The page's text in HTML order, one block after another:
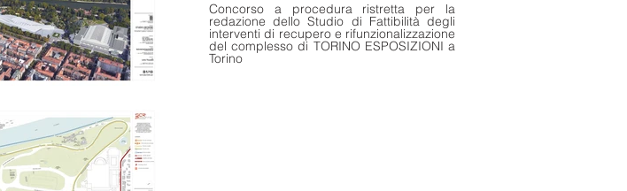
Concorso a procedura ristretta per la
redazione dello Studio di Fattibilità degli
interventi di recupero e rifunzionalizzazione
del complesso di TORINO ESPOSIZIONI a
Torino